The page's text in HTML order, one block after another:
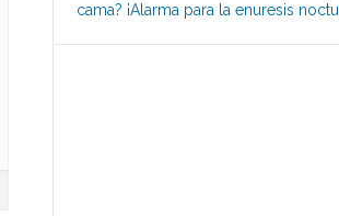
cama? ¡Alarma para la enuresis